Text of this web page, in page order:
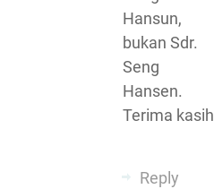
Hansun,
bukan Sdr.
Seng
Hansen.
Terima kasih
Reply